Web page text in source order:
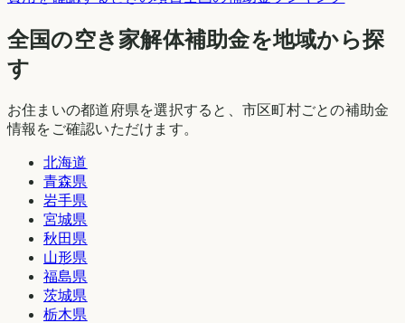
全国の空き家解体補助金を地域から探
す
お住まいの都道府県を選択すると、市区町村ごとの補助金
情報をご確認いただけます。
北海道
青森県
岩手県
宮城県
秋田県
山形県
福島県
茨城県
栃木県